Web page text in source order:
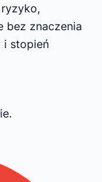
bez znaczenia
i stopień